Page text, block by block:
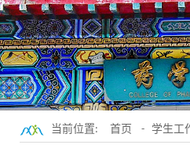
当前位置: 首页 - 学生工